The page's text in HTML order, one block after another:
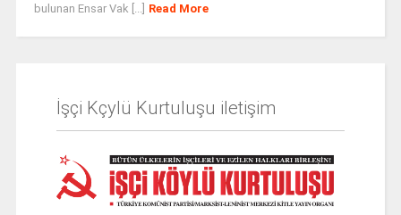
bulunan Ensar Vak [...] Read More
İşçi Kçylü Kurtuluşu iletişim